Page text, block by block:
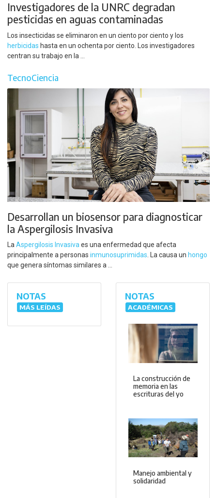
Investigadores de la UNRC degradan
pesticidas en aguas contaminadas
Los insecticidas se eliminaron en un ciento por ciento y los
herbicidas hasta en un ochenta por ciento. Los investigadores
centran su trabajo en la ...
TecnoCiencia
Desarrollan un biosensor para diagnosticar
la Aspergilosis Invasiva
LaAspergilosis Invasivaes una enfermedad que afecta
principalmente a personas inmunosuprimidas. La causa un hongo
que genera síntomas similares a ...
NOTAS
MÁS LEÍDAS
NOTAS
ACADÉMICAS
La construcción de
memoria en las
escrituras del yo
Manejo ambiental y
solidaridad